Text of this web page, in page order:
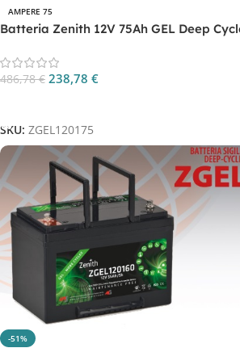
AMPERE 75
Batteria Zenith 12V 75Ah GEL Deep
486,78€ 238,78 €
SKU: ZGEL120175
-51%